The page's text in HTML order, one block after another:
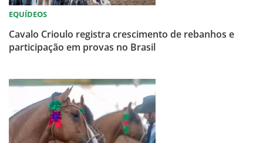
EQUÍDEOS
Cavalo Crioulo registra crescimento de rebanhos e
participação em provas no Brasil